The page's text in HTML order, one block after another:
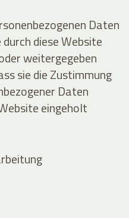
Daten
diese Website
weitergegeben
sie die Zustimmung
Daten
eingeholt